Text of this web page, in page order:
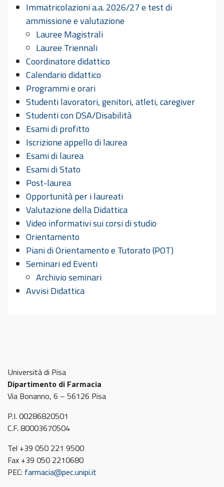
Immatricolazioni a.a. 2026/27 e test di
ammissione e valutazione
Lauree Magistrali
Lauree Triennali
Coordinatore didattico
Calendario didattico
Programmi e orari
Studenti lavoratori, genitori, atleti, caregiver
Studenti con DSA/Disabilità
Esami di profitto
Iscrizione appello di laurea
Esami di laurea
Esami di Stato
Post-laurea
Opportunità per i laureati
Valutazione della Didattica
Video informativi sui corsi di studio
Orientamento
Piani di Orientamento e Tutorato (POT)
Seminari ed Eventi
Archivio seminari
Avvisi Didattica
Università di Pisa
Dipartimento di Farmacia
Via Bonanno, 6 – 56126 Pisa
P.I. 00286820501
C.F. 80003670504
Tel +39 050 221 9500
Fax +39 050 2210680
PEC: farmacia@pec.unipi.it